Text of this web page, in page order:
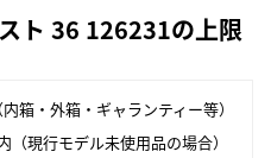
ト 36 126231の上限
箱・外箱・ギャランティー等）
現行モデル未使用品の場合）